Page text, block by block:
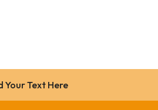
Your Text Here